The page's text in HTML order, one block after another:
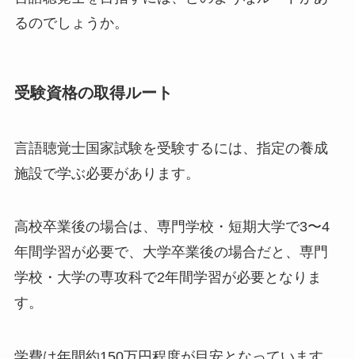
るのでしょうか。
受験資格の取得ルート
言語聴覚士国家試験を受験するには、指定の養成
施設で学ぶ必要があります。
高校卒業後の場合は、専門学校・短期大学で3〜4
年間学習が必要で、大学卒業後の場合だと、専門
学校・大学の専攻科で2年間学習が必要となりま
す。